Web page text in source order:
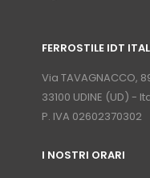
FERROSTILE IDT
Via TAVAGNACCO,
33100 UDINE (UD) -
P. IVA 02602370302
I NOSTRI ORARI